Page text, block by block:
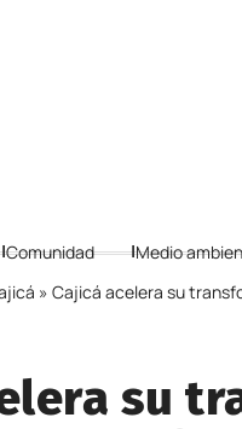
Comunidad Medio
» Cajicá acelera su
su